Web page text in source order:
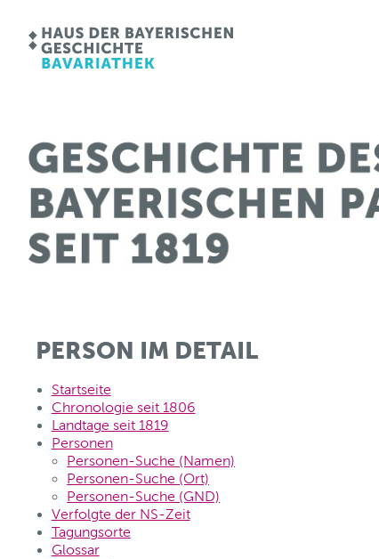
PERSON IM DETAIL
Startseite
Chronologie seit 1806
Landtage seit 1819
Personen
Personen-Suche (Namen)
Personen-Suche (Ort)
Personen-Suche (GND)
Verfolgte der NS-Zeit
Tagungsorte
Glossar